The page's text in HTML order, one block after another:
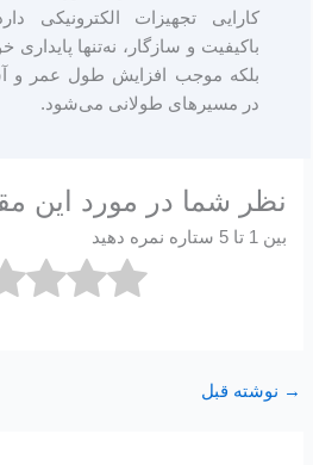
کارایی تجهیزات الکترونیکی
باکیفیت و سازگار، نه‌تنها
بلکه موجب افزایش طول عمر و
در مسیرهای طولانی می‌شود.
نظر شما در مورد این
بین 1 تا 5 ستاره نمره دهید
→ نوشته قبل